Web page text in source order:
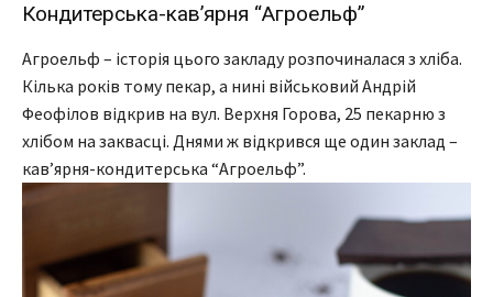
Кондитерська-кав’ярня “Агроельф”
Агроельф – історія цього закладу розпочиналася з хліба.
Кілька років тому пекар, а нині військовий Андрій
Феофілов відкрив на вул. Верхня Горова, 25 пекарню з
хлібом на заквасці. Днями ж відкрився ще один заклад –
кав’ярня-кондитерська “Агроельф”.